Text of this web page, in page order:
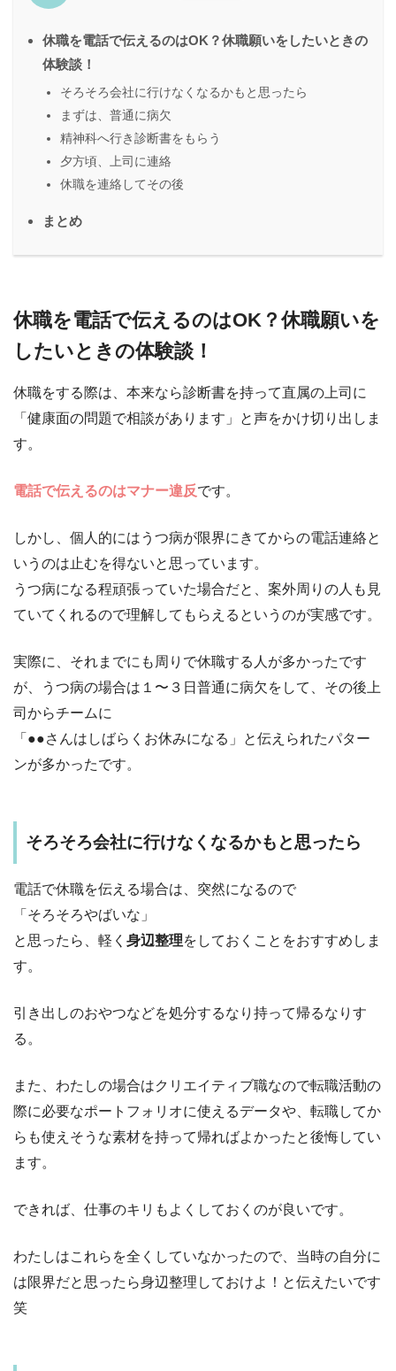
休職を電話で伝えるのはOK？休職願いをしたいときの
体験談！
そろそろ会社に行けなくなるかもと思ったら
まずは、普通に病欠
精神科へ行き診断書をもらう
夕方頃、上司に連絡
休職を連絡してその後
まとめ
休職を電話で伝えるのはOK？休職願いを
したいときの体験談！
休職をする際は、本来なら診断書を持って直属の上司に
「健康面の問題で相談があります」と声をかけ切り出しま
す。
電話で伝えるのはマナー違反です。
しかし、個人的にはうつ病が限界にきてからの電話連絡と
いうのは止むを得ないと思っています。
うつ病になる程頑張っていた場合だと、案外周りの人も見
ていてくれるので理解してもらえるというのが実感です。
実際に、それまでにも周りで休職する人が多かったです
が、うつ病の場合は１〜３日普通に病欠をして、その後上
司からチームに
「●●さんはしばらくお休みになる」と伝えられたパター
ンが多かったです。
そろそろ会社に行けなくなるかもと思ったら
電話で休職を伝える場合は、突然になるので
「そろそろやばいな」
と思ったら、軽く 身辺整理をしておくことをおすすめしま
す。
引き出しのおやつなどを処分するなり持って帰るなりす
る。
また、わたしの場合はクリエイティブ職なので転職活動の
際に必要なポートフォリオに使えるデータや、転職してか
らも使えそうな素材を持って帰ればよかったと後悔してい
ます。
できれば、仕事のキリもよくしておくのが良いです。
わたしはこれらを全くしていなかったので、当時の自分に
は限界だと思ったら身辺整理しておけよ！と伝えたいです
笑